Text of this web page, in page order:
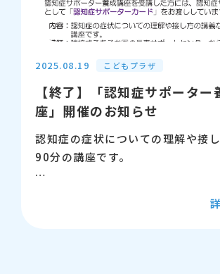
しのへや
【対象】 幼児から小学生（未就学
保護者同伴）
【定員】 10名（先着順）
【申込】 ※定員に達したため、受
ました。
2025.08.19 こどもプラザ
【終了】「認知症サポーター
座」開催のお知らせ
認知症の症状についての理解や接
90分の講座です。
て「認知症サポーターカード」を